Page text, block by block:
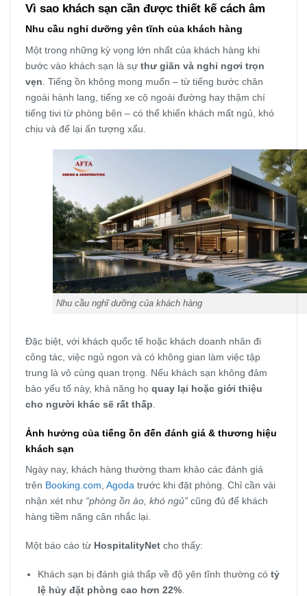
Vì sao khách sạn cần được thiết kế cách âm
Nhu cầu nghỉ dưỡng yên tĩnh của khách hàng
Một trong những kỳ vọng lớn nhất của khách hàng khi
bước vào khách sạn là sự thư giãn và nghỉ ngơi trọn
vẹn . Tiếng ồn không mong muốn – từ tiếng bước chân
ngoài hành lang, tiếng xe cộ ngoài đường hay thậm chí
tiếng tivi từ phòng bên – có thể khiến khách mất ngủ, khó
chịu và để lại ấn tượng xấu.
Nhu cầu nghĩ dưỡng của khách hàng
Đặc biệt, với khách quốc tế hoặc khách doanh nhân đi
công tác, việc ngủ ngon và có không gian làm việc tập
trung là vô cùng quan trọng. Nếu khách sạn không đảm
bảo yếu tố này, khả năng họ quay lại hoặc giới thiệu
cho người khác sẽ rất thấp.
Ảnh hưởng của tiếng ồn đến đánh giá & thương hiệu
khách sạn
Ngày nay, khách hàng thường tham khảo các đánh giá
trên Booking.com Agoda trước khi đặt phòng. Chỉ cần vài
nhận xét như “phòng ồn ào, khó ngủ”cũng đủ để khách
hàng tiềm năng cân nhắc lại.
Một báo cáo từ HospitalityNetcho thấy:
Khách sạn bị đánh giá thấp về độ yên tĩnh thường cótỷ
lệ hủy đặt phòng cao hơn 22%